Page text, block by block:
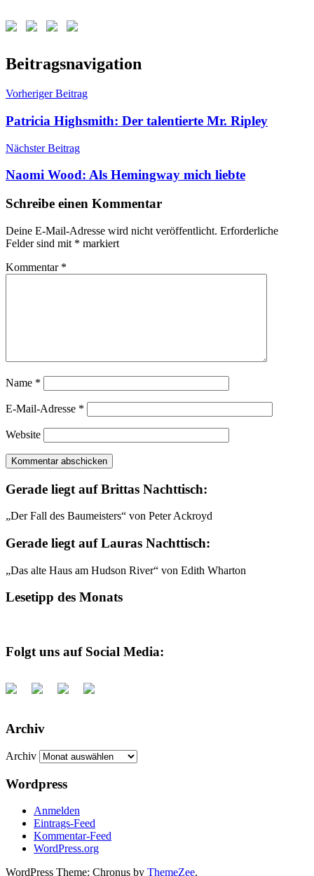
Schlagwörter:
Agatha
Appointment
Death,
Der
wartet,
Poirot
Beitragsnavigation
Vorheriger Beitrag
Patricia Highsmith: Der talentierte Mr. Ripley
Nächster Beitrag
Naomi Wood: Als Hemingway mich liebte
Schreibe einen Kommentar
Deine E-Mail-Adresse wird nicht veröffentlicht. Erforderliche
Felder sind mit * markiert
Kommentar *
Name *
E-Mail-Adresse *
Website
Gerade liegt auf Brittas Nachttisch:
„Der Fall des Baumeisters“ von Peter Ackroyd
Gerade liegt auf Lauras Nachttisch:
„Das alte Haus am Hudson River“ von Edith Wharton
Lesetipp des Monats
Folgt uns auf Social Media:
Archiv
Archiv
Wordpress
Anmelden
Eintrags-Feed
Kommentar-Feed
WordPress.org
WordPress Theme: Chronus by ThemeZee.